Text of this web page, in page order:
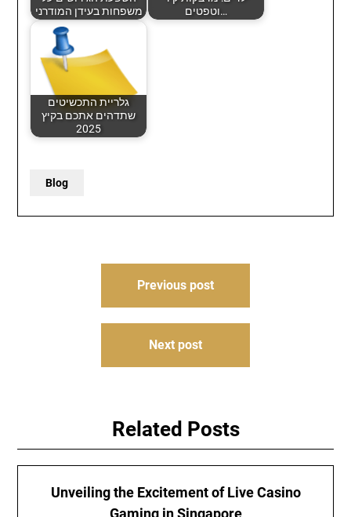
משפחות בעידן המודרני
וטפטים…
גלריית התכשיטים
שתדהים אתכם בקיץ
2025
Blog
Previous post
Next post
Related Posts
Unveiling the Excitement of Live Casino
Gaming in Singapore